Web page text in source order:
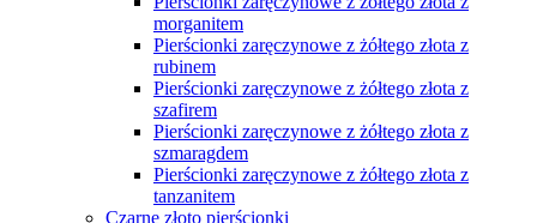
Kolczyki z rubinami
Złote kolczyki próba 585
Kolczyki nowoczesne
Kolczyki klasyczne
Kolczyki okrągłe
Kolczyki sztyft
Kolczyki wkrętki
Kolczyki angielskie zapięcie
Kolczyki z żółtego złota
Kolczyki z żółtego złota z diamentami